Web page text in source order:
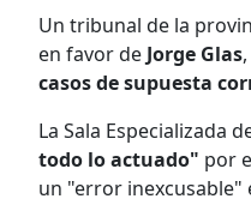
Un tribunal de la
en favor de Jorge Glas
casos de supuesta
La Sala Especializada
todo lo actuado" por
un "error inexcusable"